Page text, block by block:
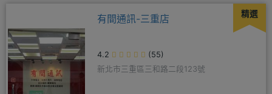
精選
有間通訊-三重店
4.2
(55)
新北市三重區三和路二段123號